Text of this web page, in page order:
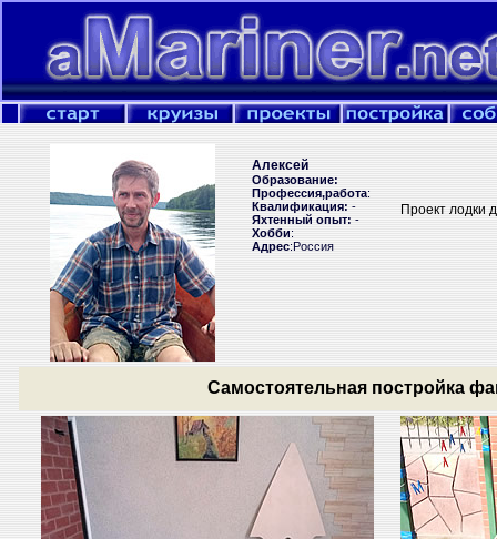
Алексей
Образование:
Профессия,работа:
Квалификация: -
Яхтенный опыт: -
Хобби:
Адрес:Россия
Проект лодки
Самостоятельная постройка